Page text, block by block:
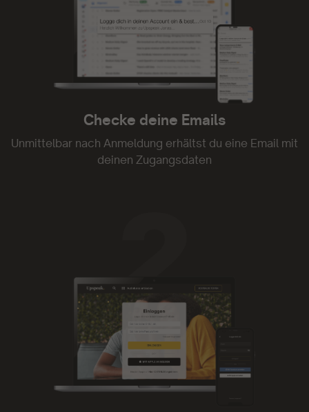
Tolle Plattform
Tolle Plattform. Kann ich nur empfehlen
- Constanze Seefried
Audiodateien kann man auch mal nebenbei oder
beim Spaziergang mit dem Hund genießen. Und
die Mentoren sind einfach klasse! Weiter so!
- Kim Marcy
Checke deine Emails
Unmittelbar nach Anmeldung erhältst du eine Email mit
deinen Zugangsdaten